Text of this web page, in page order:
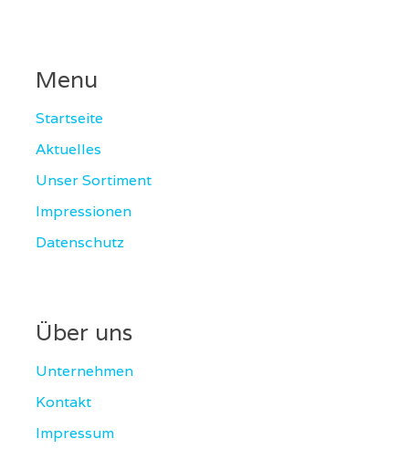
Menu
Startseite
Aktuelles
Unser Sortiment
Impressionen
Datenschutz
Über uns
Unternehmen
Kontakt
Impressum